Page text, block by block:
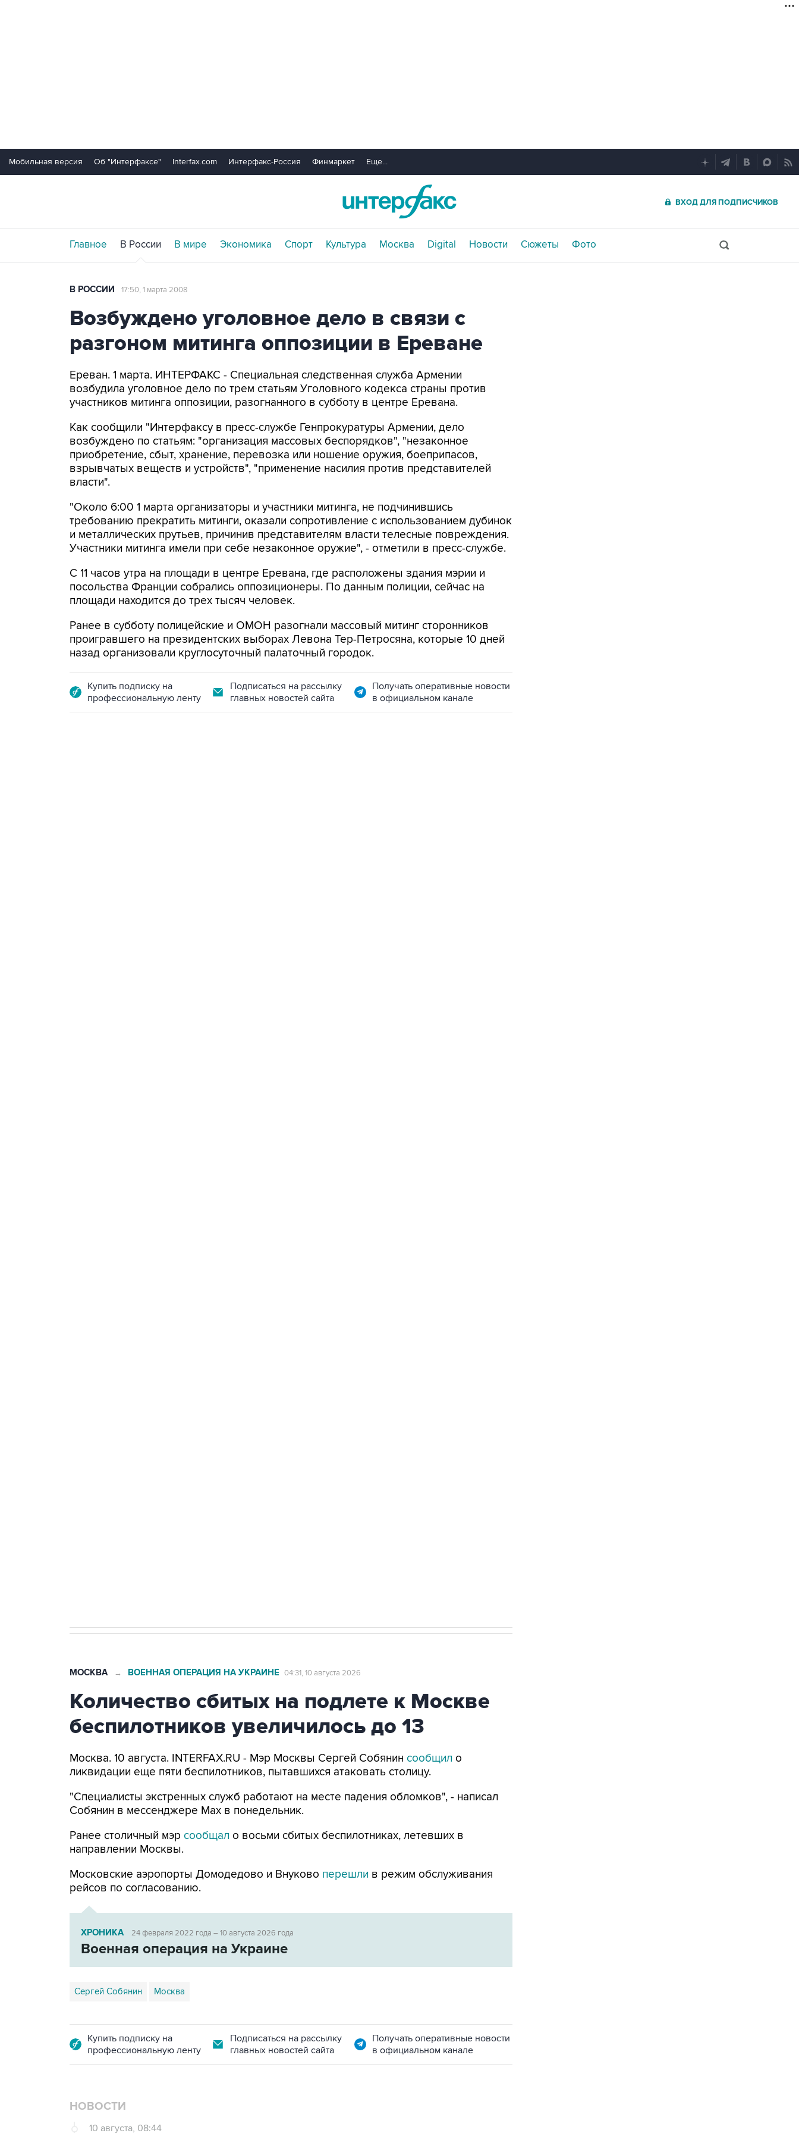
Мобильная версия Об "Интерфаксе" Interfax.com Интерфакс-Россия Финмаркет Еще...
ВХОД ДЛЯ ПОДПИСЧИКОВ
Главное В России В мире Экономика Спорт Культура Москва Digital Новости Сюжеты Фото
В РОССИИ 17:50, 1 марта 2008
Возбуждено уголовное дело в связи с
разгоном митинга оппозиции в Ереване
Ереван. 1 марта. ИНТЕРФАКС - Специальная следственная служба Армении
возбудила уголовное дело по трем статьям Уголовного кодекса страны против
участников митинга оппозиции, разогнанного в субботу в центре Еревана.
Как сообщили "Интерфаксу в пресс-службе Генпрокуратуры Армении, дело
возбуждено по статьям: "организация массовых беспорядков", "незаконное
приобретение, сбыт, хранение, перевозка или ношение оружия, боеприпасов,
взрывчатых веществ и устройств", "применение насилия против представителей
власти".
"Около 6:00 1 марта организаторы и участники митинга, не подчинившись
требованию прекратить митинги, оказали сопротивление с использованием дубинок
и металлических прутьев, причинив представителям власти телесные повреждения.
Участники митинга имели при себе незаконное оружие", - отметили в пресс-службе.
С 11 часов утра на площади в центре Еревана, где расположены здания мэрии и
посольства Франции собрались оппозиционеры. По данным полиции, сейчас на
площади находится до трех тысяч человек.
Ранее в субботу полицейские и ОМОН разогнали массовый митинг сторонников
проигравшего на президентских выборах Левона Тер-Петросяна, которые 10 дней
назад организовали круглосуточный палаточный городок.
Купить подписку на
профессиональную ленту
Подписаться на рассылку
главных новостей сайта
Получать оперативные новости
в официальном канале
МОСКВА → ВОЕННАЯ ОПЕРАЦИЯ НА УКРАИНЕ 04:31, 10 августа 2026
Количество сбитых на подлете к Москве
беспилотников увеличилось до 13
Москва. 10 августа. INTERFAX.RU - Мэр Москвы Сергей Собянин сообщил о
ликвидации еще пяти беспилотников, пытавшихся атаковать столицу.
"Специалисты экстренных служб работают на месте падения обломков", - написал
Собянин в мессенджере Max в понедельник.
Ранее столичный мэр сообщал о восьми сбитых беспилотниках, летевших в
направлении Москвы.
Московские аэропорты Домодедово и Внуково перешли в режим обслуживания
рейсов по согласованию.
ХРОНИКА 24 февраля 2022 года – 10 августа 2026 года
Военная операция на Украине
Сергей Собянин Москва
Купить подписку на
профессиональную ленту
Подписаться на рассылку
главных новостей сайта
Получать оперативные новости
в официальном канале
НОВОСТИ
10 августа, 08:44